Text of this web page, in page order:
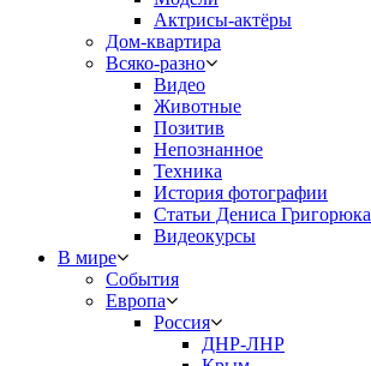
Актрисы-актёры
Дом-квартира
Всяко-разно
Видео
Животные
Позитив
Непознанное
Техника
История фотографии
Статьи Дениса Григорюка
Видеокурсы
В мире
События
Европа
Россия
ДНР-ЛНР